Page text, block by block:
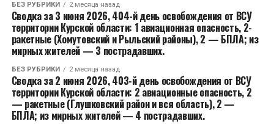
БЕЗ РУБРИКИ 2 месяца назад
Сводка за 3 июня 2026, 404-й день освобождения от ВСУ
территории Курской области: 1 авиационная опасность, 2-
ракетные (Хомутовский и Рыльский районы), 2 — БПЛА; из
мирных жителей — 3 пострадавших.
БЕЗ РУБРИКИ 2 месяца назад
Сводка за 2 июня 2026, 403-й день освобождения от ВСУ
территории Курской области: 2 авиационные опасность, 2
— ракетные (Глушковский район и вся область), 2 —
БПЛА; из мирных жителей — 4 пострадавших.